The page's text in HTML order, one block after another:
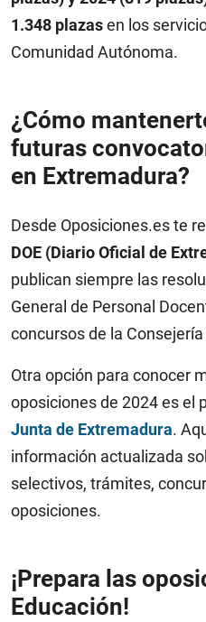
1.348 plazasen los
Comunidad Autónoma.
¿Cómo
futuras
en Extremadura?
Desde Oposiciones.es te
DOE (Diario Oficial de
publican siempre las
General de Personal
concursos de la
Otra opción para conocer
oposiciones de 2024 es el
Junta de Extremadura.
información actualizada
selectivos, trámites,
oposiciones.
¡Prepara las
Educación!